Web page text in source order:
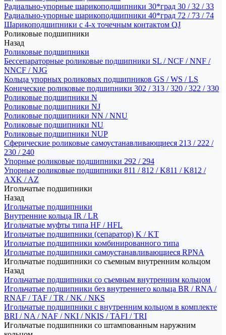
Радиально-упорные шарикоподшипники 30*град 30 / 32 / 33
Радиально-упорные шарикоподшипники 40*град 72 / 73 / 74
Шарикоподшипники с 4-х точечным контактом QJ
Роликовые подшипники
Назад
Роликовые подшипники
Бессепараторные роликовые подшипники SL / NCF / NNF /
NNCF / NJG
Кольца упорных роликовых подшипников GS / WS / LS
Конические роликовые подшипники 302 / 313 / 320 / 322 / 330
Роликовые подшипники N
Роликовые подшипники NJ
Роликовые подшипники NN / NNU
Роликовые подшипники NU
Роликовые подшипники NUP
Сферические роликовые самоустанавливающиеся 213 / 222 /
230 / 240
Упорные роликовые подшипники 292 / 294
Упорные роликовые подшипники 811 / 812 / K811 / K812 /
AXK / AZ
Игольчатые подшипники
Назад
Игольчатые подшипники
Внутренние кольца IR / LR
Игольчатые муфты типа HF / HFL
Игольчатые подшипники (сепаратор) K / KT
Игольчатые подшипники комбинированного типа
Игольчатые подшипники самоустанавливающиеся RPNA
Игольчатые подшипники со съемным внутренним кольцом
Назад
Игольчатые подшипники со съемным внутренним кольцом
Игольчатые подшипники без внутреннего кольца BR / RNA /
RNAF / TAF / TR / NK / NKS
Игольчатые подшипники с внутренним кольцом в комплекте
BRI / NA / NAF / NKI / NKIS / TAFI / TRI
Игольчатые подшипники со штампованным наружним